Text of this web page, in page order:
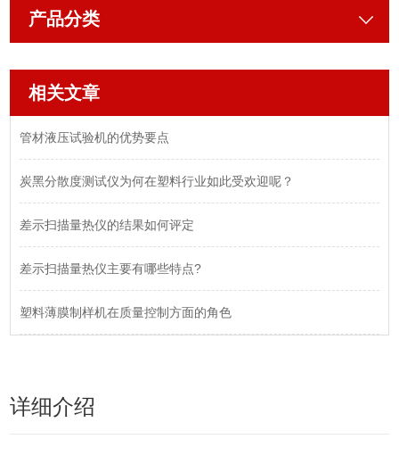
产品分类
相关文章
管材液压试验机的优势要点
炭黑分散度测试仪为何在塑料行业如此受欢迎呢？
差示扫描量热仪的结果如何评定
差示扫描量热仪主要有哪些特点?
塑料薄膜制样机在质量控制方面的角色
详细介绍